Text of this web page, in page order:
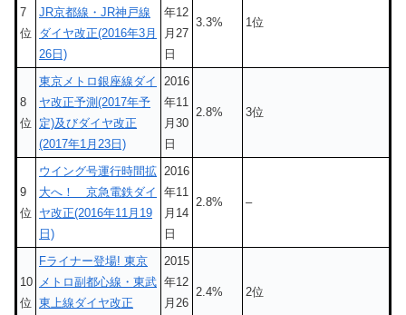
7
位
JR京都線・JR神戸線
ダイヤ改正(2016年3月
26日)
年12
月27
日
3.3% 1位
8
位
東京メトロ銀座線ダイ
ヤ改正予測(2017年予
定)及びダイヤ改正
(2017年1月23日)
2016
年11
月30
日
2.8% 3位
9
位
ウイング号運行時間拡
大へ！ 京急電鉄ダイ
ヤ改正(2016年11月19
日)
2016
年11
月14
日
2.8% –
10
位
Fライナー登場! 東京
メトロ副都心線・東武
東上線ダイヤ改正
2015
年12
月26
2.4% 2位